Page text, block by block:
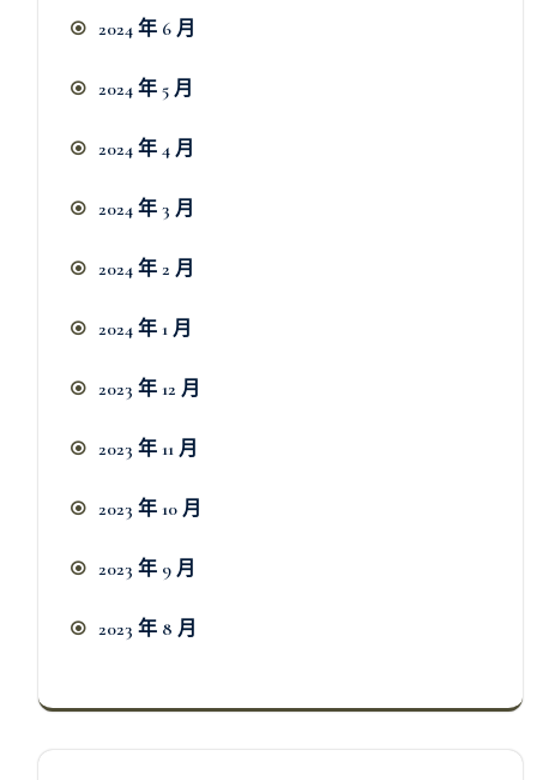
2024 年 6 月
2024 年 5 月
2024 年 4 月
2024 年 3 月
2024 年 2 月
2024 年 1 月
2023 年 12 月
2023 年 11 月
2023 年 10 月
2023 年 9 月
2023 年 8 月